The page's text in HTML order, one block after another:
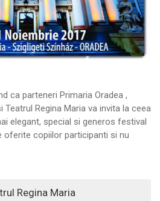
ca parteneri Primaria Oradea ,
Regina Maria va invita la ceea
elegant, special si generos festival
oferite copiilor participanti si nu
Regina Maria